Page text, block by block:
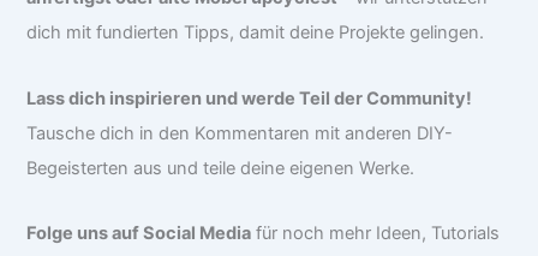
dich mit fundierten Tipps, damit deine Projekte gelingen.
Lass dich inspirieren und werde Teil der Community!
Tausche dich in den Kommentaren mit anderen DIY-
Begeisterten aus und teile deine eigenen Werke.
Folge uns auf Social Media für noch mehr Ideen, Tutorials